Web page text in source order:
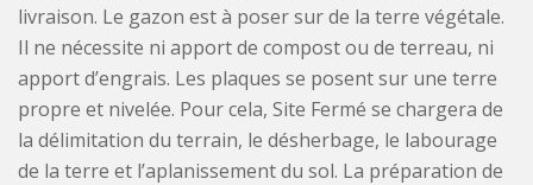
livraison. Le gazon est à poser sur de la terre végétale.
Il ne nécessite ni apport de compost ou de terreau, ni
apport d’engrais. Les plaques se posent sur une terre
propre et nivelée. Pour cela, Site Fermé se chargera de
la délimitation du terrain, le désherbage, le labourage
de la terre et l’aplanissement du sol. La préparation de